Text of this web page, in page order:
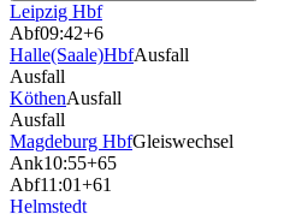
Leipzig Hbf
Abf09:42+6
Halle(Saale)HbfAusfall
Ausfall
KöthenAusfall
Ausfall
Magdeburg HbfGleiswechsel
Ank10:55+65
Abf11:01+61
Helmstedt